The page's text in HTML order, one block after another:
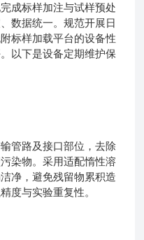
成标样加注与试样预处
数据统一。规范开展日
标样加载平台的设备性
以下是设备定期维护保
管路及接口部位，去除
染物。采用适配惰性溶
净，避免残留物累积造
度与实验重复性。